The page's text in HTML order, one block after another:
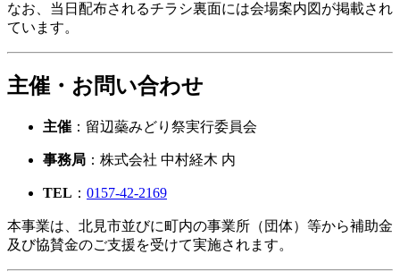
なお、当日配布されるチラシ裏面には会場案内図が掲載され
ています。
主催・お問い合わせ
主催 ：留辺蘂みどり祭実行委員会
事務局 ：株式会社 中村経木 内
TEL ： 0157-42-2169
本事業は、北見市並びに町内の事業所（団体）等から補助金
及び協賛金のご支援を受けて実施されます。